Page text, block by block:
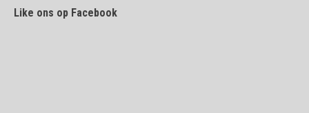
Like ons op Facebook